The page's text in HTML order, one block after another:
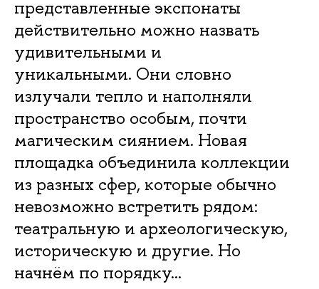
представленные экспонаты
действительно можно назвать
удивительными и
уникальными. Они словно
излучали тепло и наполняли
пространство особым, почти
магическим сиянием. Новая
площадка объединила коллекции
из разных сфер, которые обычно
невозможно встретить рядом:
театральную и археологическую,
историческую и другие. Но
начнём по порядку…